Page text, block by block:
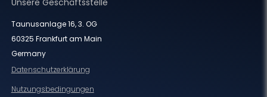
Unsere Geschäftsstelle
Taunusanlage 16, 3. OG
60325 Frankfurt am Main
Germany
Datenschutzerklärung
Nutzungsbedingungen